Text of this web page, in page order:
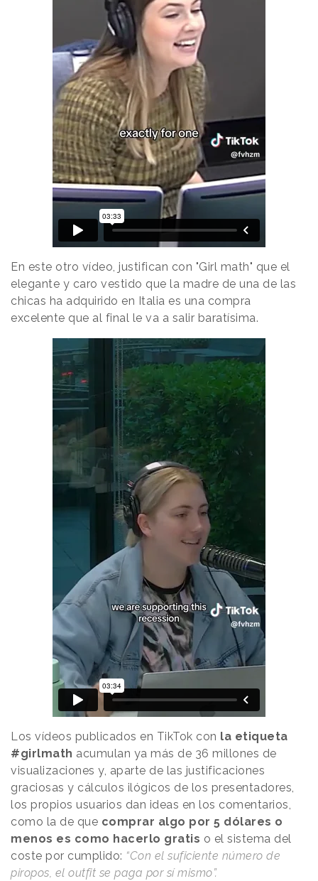
En este otro vídeo, justifican con "Girl math" que el
elegante y caro vestido que la madre de una de las
chicas ha adquirido en Italia es una compra
excelente que al final le va a salir baratísima.
Los vídeos publicados en TikTok con la etiqueta
#girlmath acumulan ya más de 36 millones de
visualizaciones y, aparte de las justificaciones
graciosas y cálculos ilógicos de los presentadores,
los propios usuarios dan ideas en los comentarios,
como la de que comprar algo por 5 dólares o
menos es como hacerlo gratis o el sistema del
coste por cumplido: “Con el suficiente número de
piropos, el outfit se paga por sí mismo”.